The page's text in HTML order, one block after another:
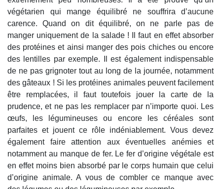
végétarien qui mange équilibré ne souffrira d’aucune
carence. Quand on dit équilibré, on ne parle pas de
manger uniquement de la salade ! Il faut en effet absorber
des protéines et ainsi manger des pois chiches ou encore
des lentilles par exemple. Il est également indispensable
de ne pas grignoter tout au long de la journée, notamment
des gâteaux ! Si les protéines animales peuvent facilement
être remplacées, il faut toutefois jouer la carte de la
prudence, et ne pas les remplacer par n’importe quoi. Les
œufs, les légumineuses ou encore les céréales sont
parfaites et jouent ce rôle indéniablement. Vous devez
également faire attention aux éventuelles anémies et
notamment au manque de fer. Le fer d’origine végétale est
en effet moins bien absorbé par le corps humain que celui
d’origine animale. A vous de combler ce manque avec